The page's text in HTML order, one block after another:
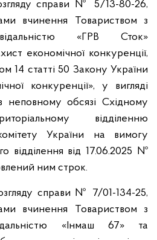
справи № 5/13-80-26,
вчинення Товариством з
«ГРВ Сток»
економічної конкуренції,
14 статті 50 Закону України
конкуренції», у вигляді
неповному обсязі Східному
відділенню
України на вимогу
відділення від 17.06.2025 №
ним строк.
справи № 7/01-134-25,
вчинення Товариством з
«Інмаш 67» та